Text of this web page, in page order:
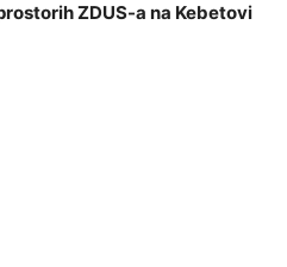
ZDUS-a na Kebetovi